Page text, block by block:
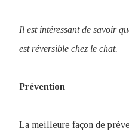
Il est intéressant de savoir
est réversible chez le chat.
Prévention
La meilleure façon de